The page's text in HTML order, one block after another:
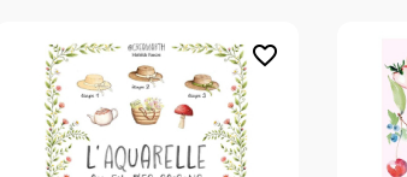
favorite_border